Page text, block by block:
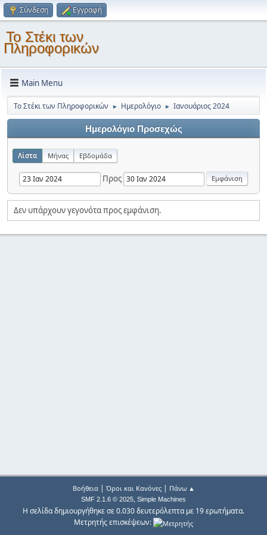
Σύνδεση Εγγραφή
Το Στέκι των
Πληροφορικών
Main Menu
Το Στέκι των Πληροφορικών ► Ημερολόγιο ► Ιανουάριος 2024
Ημερολόγιο Προσεχώς
Λίστα Μήνας Εβδομάδα
Προς
Δεν υπάρχουν γεγονότα προς εμφάνιση.
Βοήθεια| Όροι και Κανόνες| Πάνω ▲
SMF 2.1.6 © 2025, Simple Machines
Η σελίδα δημιουργήθηκε σε 0.030 δευτερόλεπτα με 19 ερωτήματα.
Μετρητής επισκέψεων: